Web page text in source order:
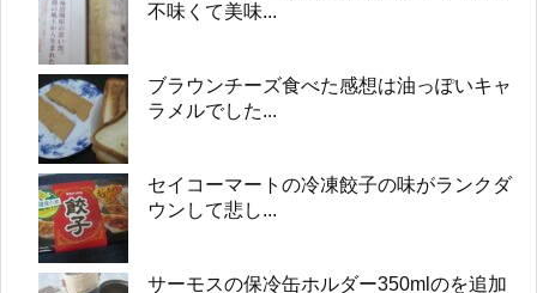
不味くて美味...
ブラウンチーズ食べた感想は油っぽいキャ
ラメルでした...
セイコーマートの冷凍餃子の味がランクダ
ウンして悲し...
サーモスの保冷缶ホルダー350mlのを追加